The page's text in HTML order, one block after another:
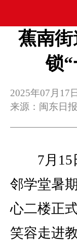
蕉南
锁
2025年07月17
来源：闽东日报
7月15日
邻学堂暑
心二楼正
笑容走进